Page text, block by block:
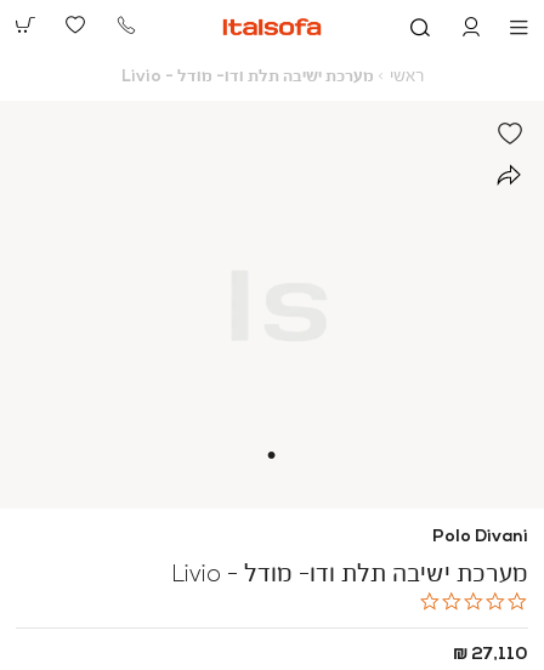
073-
ראשי ראשי
מערכת ישיבה תלת ודו- מודל - Livio
Polo Divani
מערכת ישיבה תלת ודו- מודל - Livio
החל
27,110 ₪